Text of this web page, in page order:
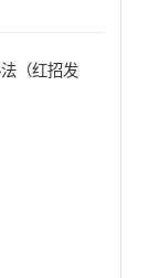
（红招发